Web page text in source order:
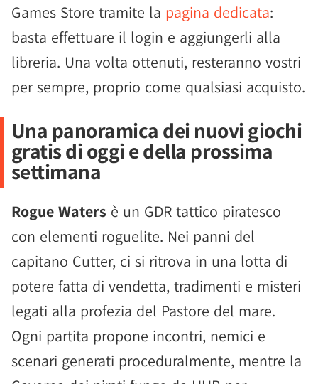
Games Store tramite la pagina dedicata:
basta effettuare il login e aggiungerli alla
libreria. Una volta ottenuti, resteranno vostri
per sempre, proprio come qualsiasi acquisto.
Una panoramica dei nuovi giochi
gratis di oggi e della prossima
settimana
Rogue Waters è un GDR tattico piratesco
con elementi roguelite. Nei panni del
capitano Cutter, ci si ritrova in una lotta di
potere fatta di vendetta, tradimenti e misteri
legati alla profezia del Pastore del mare.
Ogni partita propone incontri, nemici e
scenari generati proceduralmente, mentre la